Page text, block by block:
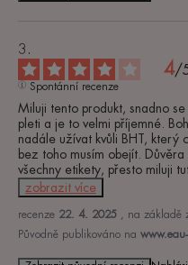
4/
Spontánní recenze
Miluji tento produkt, snadno
pleti a je to velmi příjemné.
nadále užívat kvůli BHT, který
bez toho musím obejít.
všechny etikety, přesto miluji
zobrazit více
recenze 22. 4. 2025 , na základě
Původně publikováno na